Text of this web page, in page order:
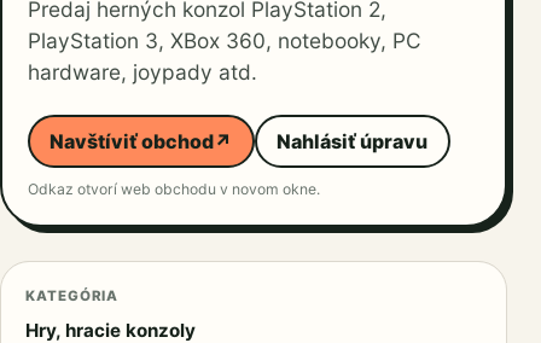
Predaj herných konzol PlayStation 2,
PlayStation 3, XBox 360, notebooky, PC
hardware, joypady atd.
Navštíviť obchod↗ Nahlásiť úpravu
Odkaz otvorí web obchodu v novom okne.
KATEGÓRIA
Hry, hracie konzoly